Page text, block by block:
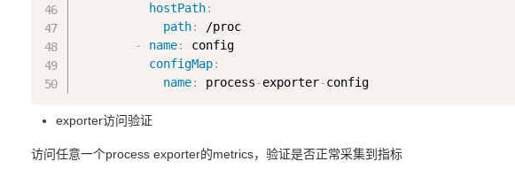
hostPath:
path:
/proc
-
name:
config
configMap:
name: process-exporter- config
exporter访问验证
访问任意一个process exporter的metrics，验证是否正常采集到指标